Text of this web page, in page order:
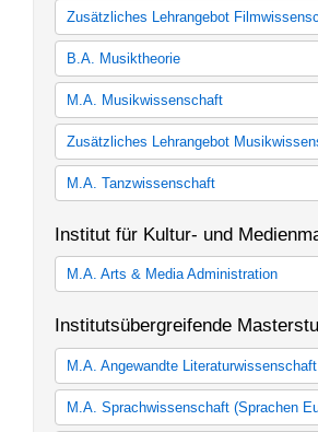
M.A. Filmwissenschaft
M.A. Filmwissenschaft
Zusätzliches Lehrangebot
Zusätzliches Lehrangebot
B.A. Musiktheorie
30 LP Musiktheorie (StO und PO
30 LP Musiktheorie (StO und PO
M.A. Musikwissenschaft
M.A. Musikwissenschaft
Zusätzliches Lehrangebot
Zusätzliches Lehrangebot
M.A. Tanzwissenschaft
Institut für Kultur- und
M.A. Arts & Media Administration
Institutsübergreifende
M.A. Angewandte Literaturwissenschaft
Angewandte Literaturwissenschaft
M.A. Angewandte
M.A. Sprachwissenschaft (Sprachen